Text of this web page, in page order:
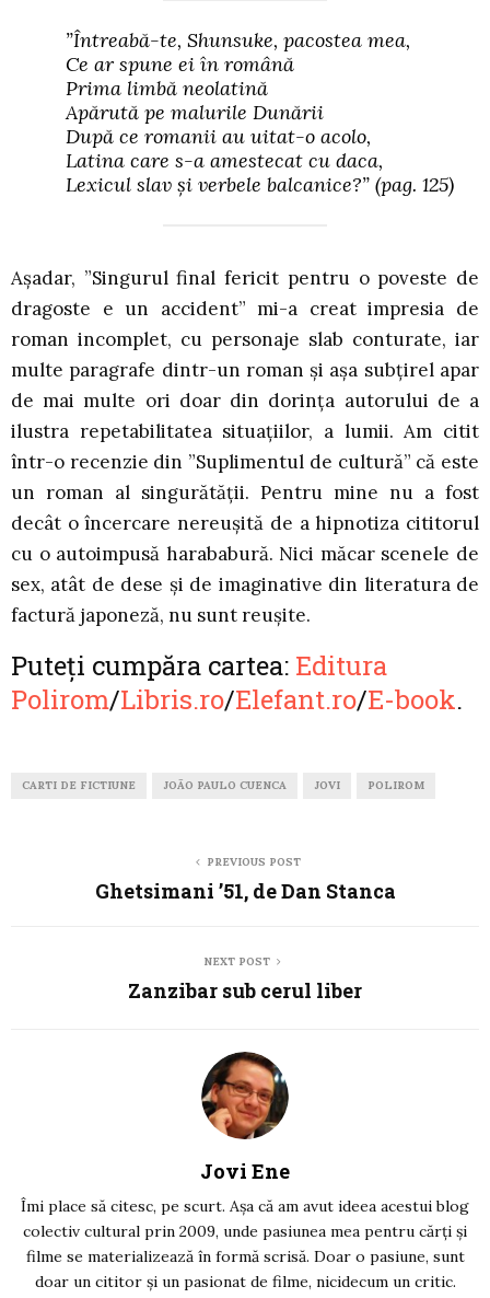
”Întreabă-te, Shunsuke, pacostea mea,
Ce ar spune ei în română
Prima limbă neolatină
Apărută pe malurile Dunării
După ce romanii au uitat-o acolo,
Latina care s-a amestecat cu daca,
Lexicul slav și verbele balcanice?” (pag. 125)
Așadar, ”Singurul final fericit pentru o poveste de
dragoste e un accident” mi-a creat impresia de
roman incomplet, cu personaje slab conturate, iar
multe paragrafe dintr-un roman și așa subțirel apar
de mai multe ori doar din dorința autorului de a
ilustra repetabilitatea situațiilor, a lumii. Am citit
într-o recenzie din ”Suplimentul de cultură” că este
un roman al singurătății. Pentru mine nu a fost
decât o încercare nereușită de a hipnotiza cititorul
cu o autoimpusă harababură. Nici măcar scenele de
sex, atât de dese și de imaginative din literatura de
factură japoneză, nu sunt reușite.
Puteți cumpăra cartea: Editura
Polirom/Libris.ro/Elefant.ro/E-book.
CARTI DE FICTIUNE JOÃO PAULO CUENCA JOVI POLIROM
PREVIOUS POST
Ghetsimani ’51, de Dan Stanca
NEXT POST
Zanzibar sub cerul liber
Jovi Ene
Îmi place să citesc, pe scurt. Așa că am avut ideea acestui blog
colectiv cultural prin 2009, unde pasiunea mea pentru cărți și
filme se materializează în formă scrisă. Doar o pasiune, sunt
doar un cititor și un pasionat de filme, nicidecum un critic.